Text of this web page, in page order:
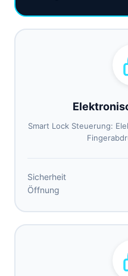
Smart Lock Steuerung:
Sicherheit
Öffnung